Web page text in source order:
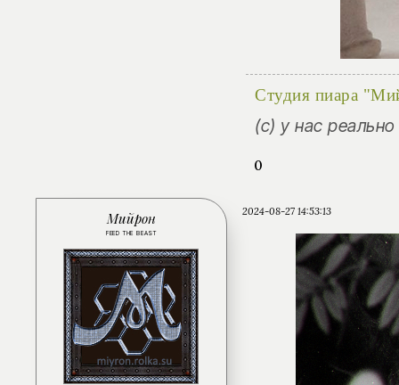
Студия пиара
(с) у нас
0
2024-08-27 14:53:13
Мийрон
FEED THE BEAST